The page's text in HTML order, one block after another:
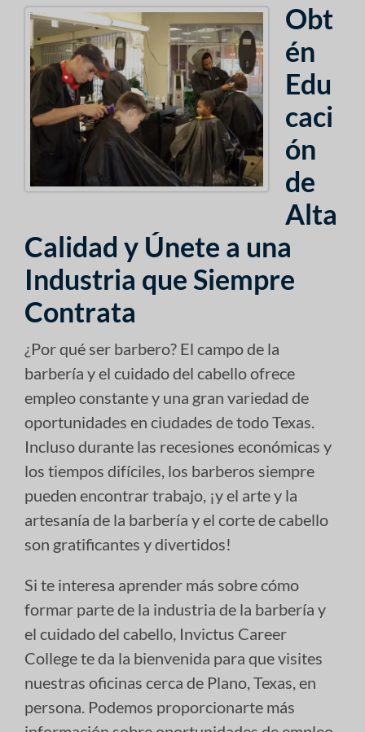
Obt
én
Edu
caci
ón
de
Alta
Calidad y Únete a una
Industria que Siempre
Contrata
¿Por qué ser barbero? El campo de la
barbería y el cuidado del cabello ofrece
empleo constante y una gran variedad de
oportunidades en ciudades de todo Texas.
Incluso durante las recesiones económicas y
los tiempos difíciles, los barberos siempre
pueden encontrar trabajo, ¡y el arte y la
artesanía de la barbería y el corte de cabello
son gratificantes y divertidos!
Si te interesa aprender más sobre cómo
formar parte de la industria de la barbería y
el cuidado del cabello, Invictus Career
College te da la bienvenida para que visites
nuestras oficinas cerca de Plano, Texas, en
persona. Podemos proporcionarte más